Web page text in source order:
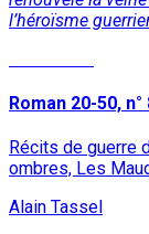
l’héroïsme
Roman 20-50,
Récits de guerre
ombres, Les
Alain Tassel